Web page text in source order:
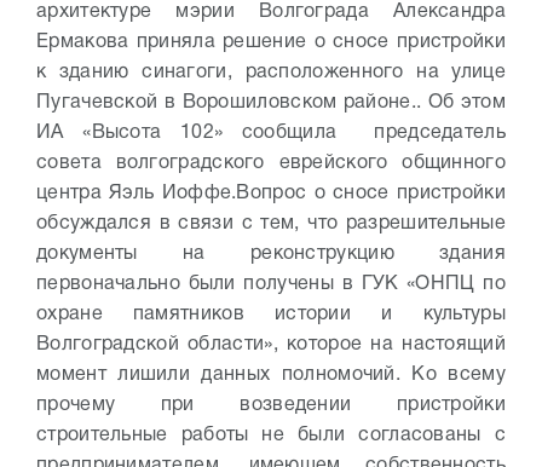
архитектуре мэрии Волгограда Александра
Ермакова приняла решение о сносе пристройки
к зданию синагоги, расположенного на улице
Пугачевской в Ворошиловском районе.. Об этом
ИА «Высота 102» сообщила председатель
совета волгоградского еврейского общинного
центра Яэль Иоффе. Вопрос о сносе пристройки
обсуждался в связи с тем, что разрешительные
документы на реконструкцию здания
первоначально были получены в ГУК «ОНПЦ по
охране памятников истории и культуры
Волгоградской области», которое на настоящий
момент лишили данных полномочий. Ко всему
прочему при возведении пристройки
строительные работы не были согласованы с